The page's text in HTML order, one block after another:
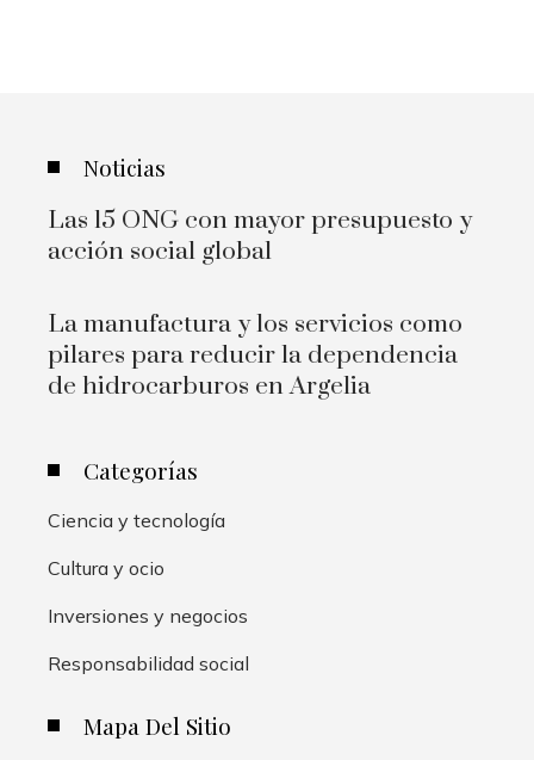
Noticias
Las 15 ONG con mayor presupuesto y
acción social global
La manufactura y los servicios como
pilares para reducir la dependencia
de hidrocarburos en Argelia
Categorías
Ciencia y tecnología
Cultura y ocio
Inversiones y negocios
Responsabilidad social
Mapa Del Sitio